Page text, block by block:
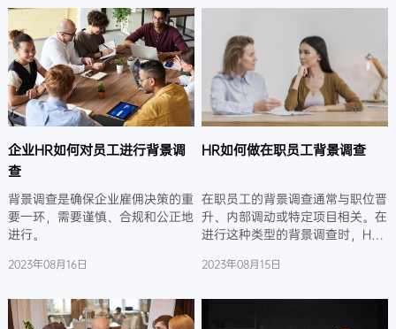
企业HR如何对员工进行背景调
查
背景调查是确保企业雇佣决策的重
要一环，需要谨慎、合规和公正地
进行。
2023年08月16日
HR如何做在职员工背景调查
在职员工的背景调查通常与职位晋
升、内部调动或特定项目相关。在
进行这种类型的背景调查时，HR
司政策。
2023年08月15日